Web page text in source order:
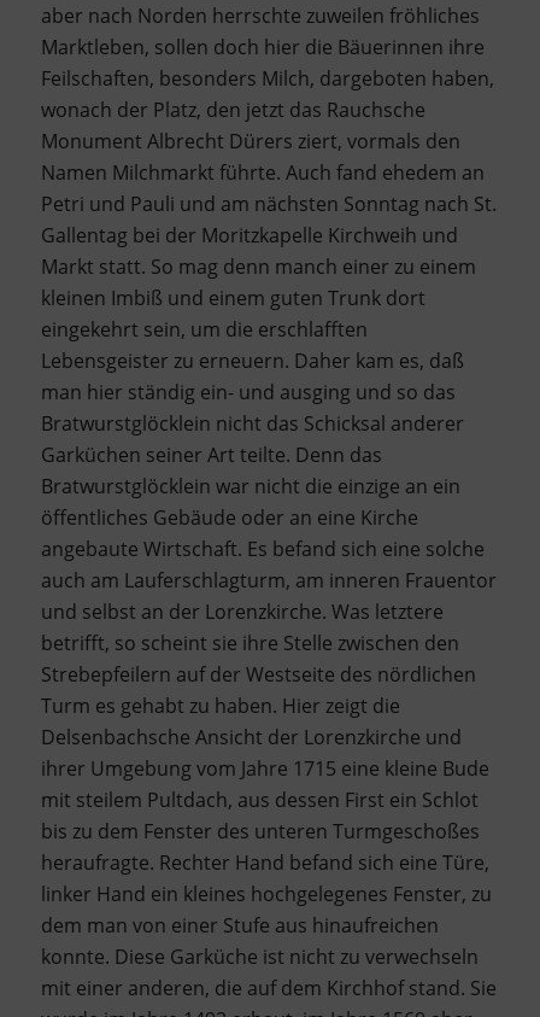
aber nach Norden herrschte zuweilen fröhliches
Marktleben, sollen doch hier die Bäuerinnen ihre
Feilschaften, besonders Milch, dargeboten haben,
wonach der Platz, den jetzt das Rauchsche
Monument Albrecht Dürers ziert, vormals den
Namen Milchmarkt führte. Auch fand ehedem an
Petri und Pauli und am nächsten Sonntag nach St.
Gallentag bei der Moritzkapelle Kirchweih und
Markt statt. So mag denn manch einer zu einem
kleinen Imbiß und einem guten Trunk dort
eingekehrt sein, um die erschlafften
Lebensgeister zu erneuern. Daher kam es, daß
man hier ständig ein- und ausging und so das
Bratwurstglöcklein nicht das Schicksal anderer
Garküchen seiner Art teilte. Denn das
Bratwurstglöcklein war nicht die einzige an ein
öffentliches Gebäude oder an eine Kirche
angebaute Wirtschaft. Es befand sich eine solche
auch am Lauferschlagturm, am inneren Frauentor
und selbst an der Lorenzkirche. Was letztere
betrifft, so scheint sie ihre Stelle zwischen den
Strebepfeilern auf der Westseite des nördlichen
Turm es gehabt zu haben. Hier zeigt die
Delsenbachsche Ansicht der Lorenzkirche und
ihrer Umgebung vom Jahre 1715 eine kleine Bude
mit steilem Pultdach, aus dessen First ein Schlot
bis zu dem Fenster des unteren Turmgeschoßes
heraufragte. Rechter Hand befand sich eine Türe,
linker Hand ein kleines hochgelegenes Fenster, zu
dem man von einer Stufe aus hinaufreichen
konnte. Diese Garküche ist nicht zu verwechseln
mit einer anderen, die auf dem Kirchhof stand. Sie